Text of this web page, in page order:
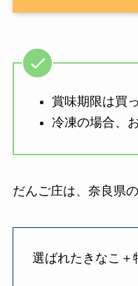
賞味期限は買
冷凍の場合、
だんご庄は、奈良県の
選ばれたきなこ＋